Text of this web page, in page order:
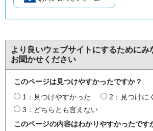
より良いウェブサイトにするためにみ
お聞かせください
このページは見つけやすかったですか？
1：見つけやすかった
2：見つけに
3：どちらとも言えない
このページの内容はわかりやすかったです